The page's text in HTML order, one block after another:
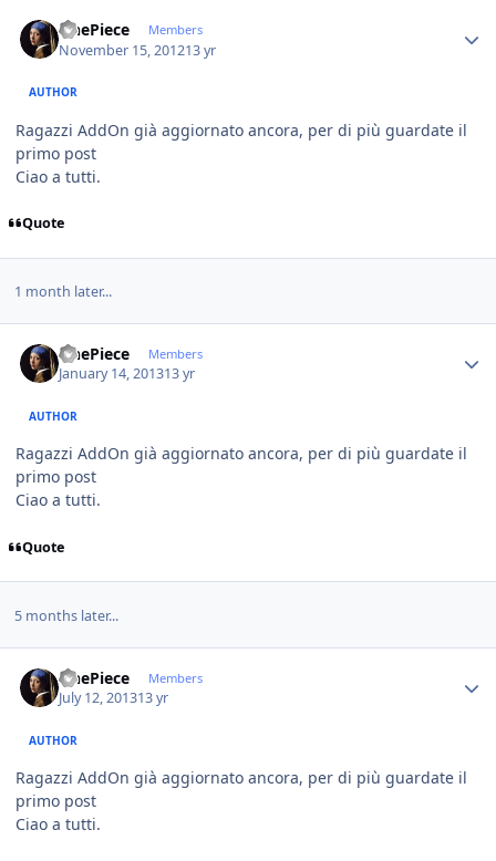
OnePiece Members
November 15, 201213 yr
AUTHOR
Ragazzi AddOn già aggiornato ancora, per di più guardate il
primo post
Ciao a tutti.
Quote
1 month later...
OnePiece Members
January 14, 201313 yr
AUTHOR
Ragazzi AddOn già aggiornato ancora, per di più guardate il
primo post
Ciao a tutti.
Quote
5 months later...
OnePiece Members
July 12, 201313 yr
AUTHOR
Ragazzi AddOn già aggiornato ancora, per di più guardate il
primo post
Ciao a tutti.